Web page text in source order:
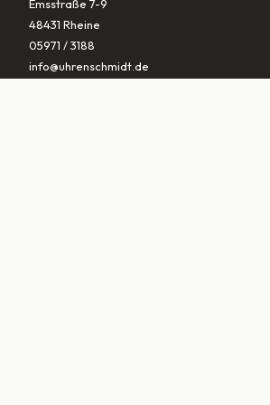
Emsstraße 7-9
48431 Rheine
05971 / 3188
info@uhrenschmidt.de